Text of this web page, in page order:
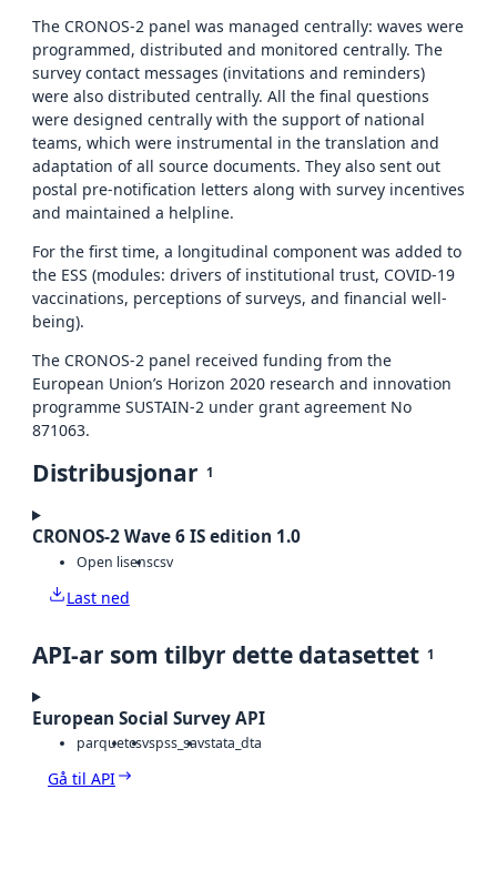
The CRONOS-2 panel was managed centrally: waves were
programmed, distributed and monitored centrally. The
survey contact messages (invitations and reminders)
were also distributed centrally. All the final questions
were designed centrally with the support of national
teams, which were instrumental in the translation and
adaptation of all source documents. They also sent out
postal pre-notification letters along with survey incentives
and maintained a helpline.
For the first time, a longitudinal component was added to
the ESS (modules: drivers of institutional trust, COVID-19
vaccinations, perceptions of surveys, and financial well-
being).
The CRONOS-2 panel received funding from the
European Union’s Horizon 2020 research and innovation
programme SUSTAIN-2 under grant agreement No
871063.
Distribusjonar 1
CRONOS-2 Wave 6 IS edition 1.0
Open lisenscsv
Last ned
API-ar som tilbyr dette datasettet 1
European Social Survey API
parquetcsvspss_savstata_dta
Gå til API